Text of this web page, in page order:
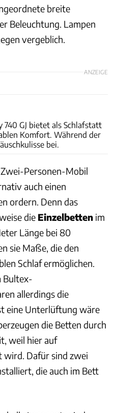
breite
Beleuchtung. Lampen
vergeblich.
ANZEIGE
GJ bietet als Schlafstatt
Komfort. Während der
bei.
Zwei-Personen-Mobil
auch einen
ordern. Denn das
die Einzelbetten im
Länge bei 80
sie Maße, die den
Schlaf ermöglichen.
Bultex-
allerdings die
eine Unterlüftung wäre
die Betten durch
weil hier auf
wird. Dafür sind zwei
die auch im Bett